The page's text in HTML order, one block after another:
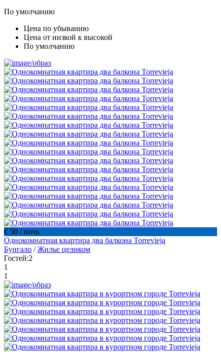
По умолчанию
Цена по убыванию
Цена от низкой к высокой
По умолчанию
€ 50 / ночь
Однокомнатная квартира два балкона Torrevieja
Бунгало /Жилье целиком
Гостей:2
1
1